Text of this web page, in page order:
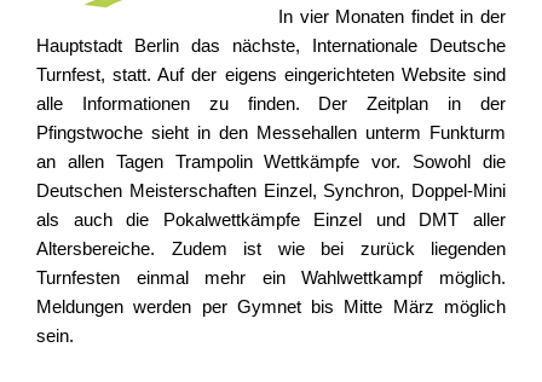
In vier Monaten findet in der
Hauptstadt Berlin das nächste, Internationale Deutsche
Turnfest, statt. Auf der eigens eingerichteten Website sind
alle Informationen zu finden. Der Zeitplan in der
Pfingstwoche sieht in den Messehallen unterm Funkturm
an allen Tagen Trampolin Wettkämpfe vor. Sowohl die
Deutschen Meisterschaften Einzel, Synchron, Doppel-Mini
als auch die Pokalwettkämpfe Einzel und DMT aller
Altersbereiche. Zudem ist wie bei zurück liegenden
Turnfesten einmal mehr ein Wahlwettkampf möglich.
Meldungen werden per Gymnet bis Mitte März möglich
sein.